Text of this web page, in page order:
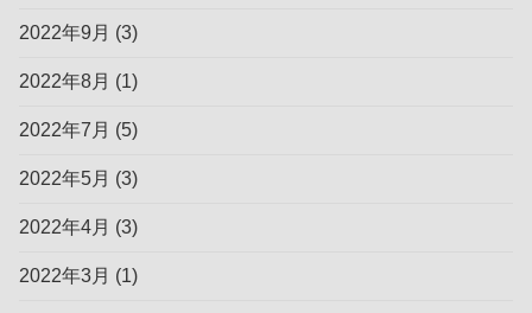
2022年9月 (3)
2022年8月 (1)
2022年7月 (5)
2022年5月 (3)
2022年4月 (3)
2022年3月 (1)